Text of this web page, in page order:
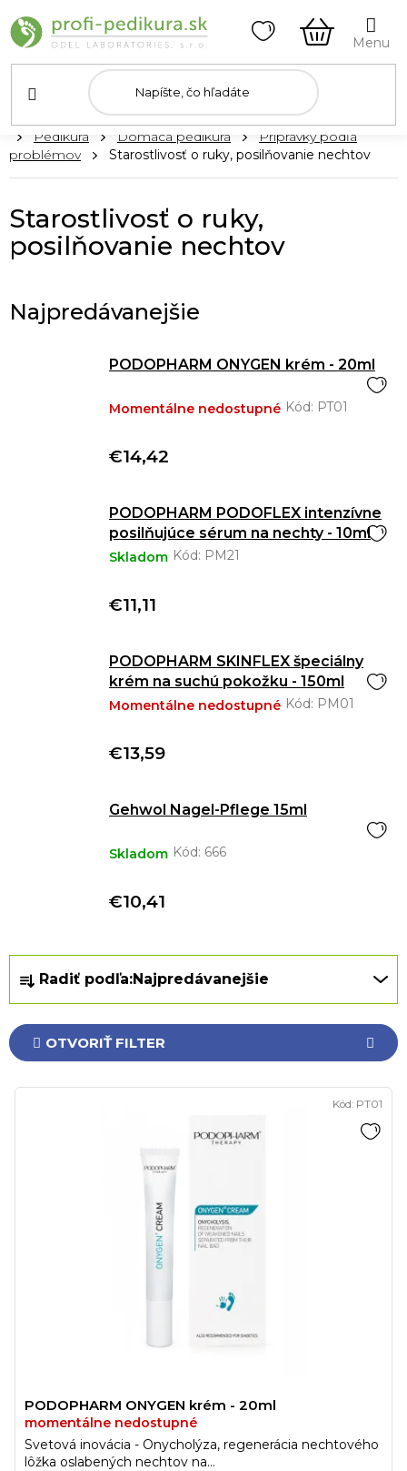
na
obsah
KOŠÍK
DomovPedikúra Domáca pedikúra
Prípravky podľa
problémov
Starostlivosť o ruky, posilňovanie nechtov
Starostlivosť o ruky,
posilňovanie nechtov
Najpredávanejšie
PODOPHARM ONYGEN krém - 20ml
Momentálne nedostupné Kód: PT01
€14,42
PODOPHARM PODOFLEX intenzívne
posilňujúce sérum na nechty - 10ml
Skladom Kód: PM21
€11,11
PODOPHARM SKINFLEX špeciálny
krém na suchú pokožku - 150ml
Momentálne nedostupné Kód: PM01
€13,59
Gehwol Nagel-Pflege 15ml
Skladom Kód: 666
€10,41
a
d
e
n
Radiť podľa:Najpredávanejšie
OTVORIŤ FILTER
V
PODOPHARM ONYGEN krém - 20ml
momentálne nedostupné
Svetová inovácia - Onycholýza, regenerácia nechtového
lôžka oslabených nechtov na...
Kód: PT01